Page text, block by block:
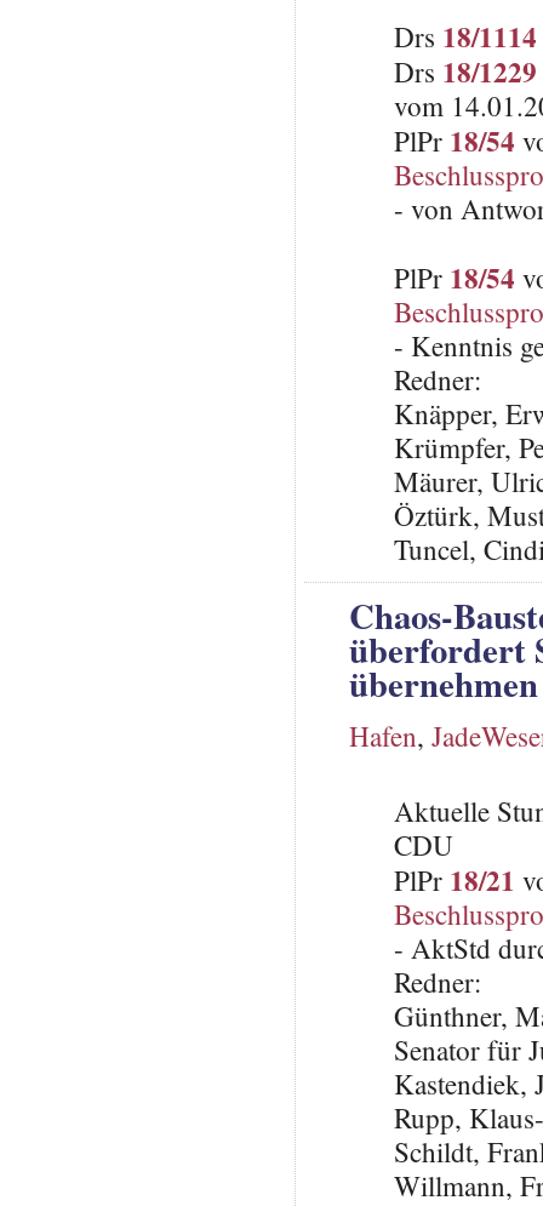
Drs 18/1114
Drs 18/1229
vom
PlPr 18/54
- von
PlPr 18/54
- Kenntnis
Redner:
Knäpper,
Krümpfer,
Mäurer,
Öztürk,
Tuncel,
Chaos-
überfordert
Hafen,
Aktuelle
CDU
PlPr 18/21
- AktStd
Redner:
Günthner,
Senator für
Kastendiek,
Rupp,
Schildt,
Willmann,